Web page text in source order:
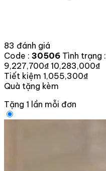
83 đánh giá
Code : 30506 Tình trạng :
9,227,700₫ 10,283,000₫
Tiết kiệm 1,055,300₫
Quà tặng kèm
Tặng 1 lần mỗi đơn